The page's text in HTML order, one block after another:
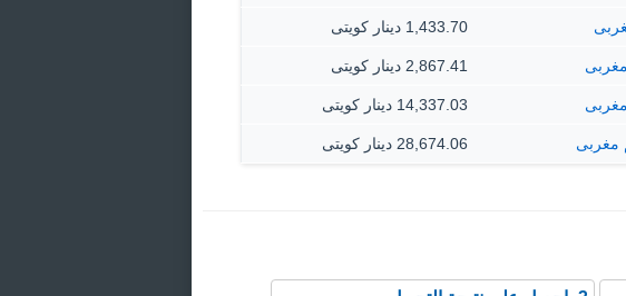
1,433.70 دينار كويتى
2,867.41 دينار كويتى
14,337.03 دينار كويتى
28,674.06 دينار كويتى